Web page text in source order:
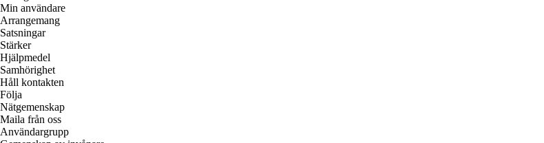
Min användare
Arrangemang
Satsningar
Stärker
Hjälpmedel
Samhörighet
Håll kontakten
Följa
Nätgemenskap
Maila från oss
Användargrupp